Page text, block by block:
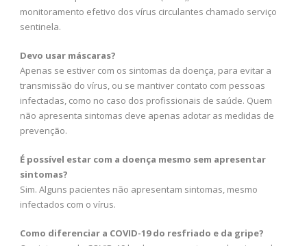
monitoramento efetivo dos vírus circulantes chamado serviço
sentinela.
Devo usar máscaras?
Apenas se estiver com os sintomas da doença, para evitar a
transmissão do vírus, ou se mantiver contato com pessoas
infectadas, como no caso dos profissionais de saúde. Quem
não apresenta sintomas deve apenas adotar as medidas de
prevenção.
É possível estar com a doença mesmo sem apresentar
sintomas?
Sim. Alguns pacientes não apresentam sintomas, mesmo
infectados com o vírus.
Como diferenciar a COVID-19 do resfriado e da gripe?